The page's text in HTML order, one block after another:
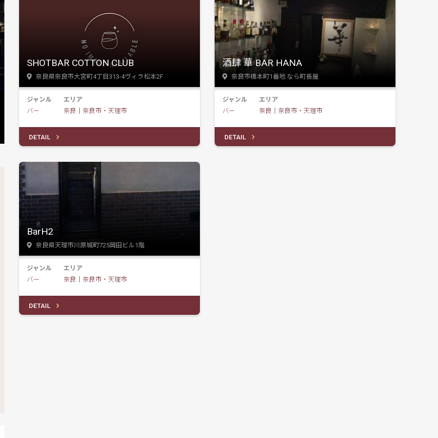
SHOTBAR COTTON CLUB
奈良県奈良市大宮町4丁目313-4ヴィラ松本2F
ジャンル
バー
エリア
奈良
奈良市・天理市
DETAIL
酒肆 華 BAR HANA
奈良市橋本町1番地 なら町長屋
ジャンル
バー
エリア
奈良
奈良市・天理市
DETAIL
BarH2
奈良県天理市川原城町725岡田ビル1階
ジャンル
バー
エリア
奈良
奈良市・天理市
DETAIL